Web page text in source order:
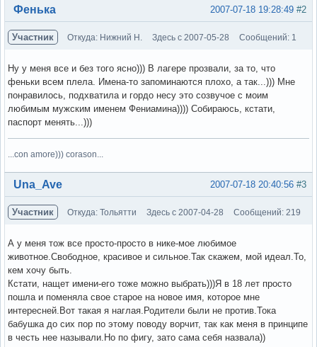
Вне форума #2
2007-07-18 19:28:49
Фенька
Участник Откуда: Нижний Н. Здесь с 2007-05-28 Сообщений: 1
Ну у меня все и без того ясно))) В лагере прозвали, за то, что
феньки всем плела. Имена-то запоминаются плохо, а так...))) Мне
понравилось, подхватила и гордо несу это созвучое с моим
любимым мужским именем Фениамина)))) Собираюсь, кстати,
паспорт менять...)))
...con amore))) corason...
Вне форума #3
2007-07-18 20:40:56
Una_Ave
Участник Откуда: Тольятти Здесь с 2007-04-28 Сообщений: 219
А у меня тож все просто-просто в нике-мое любимое
животное.Свободное, красивое и сильное.Так скажем, мой идеал.То,
кем хочу быть.
Кстати, нащет имени-его тоже можно выбрать)))Я в 18 лет просто
пошла и поменяла свое старое на новое имя, которое мне
интересней.Вот такая я наглая.Родители были не против.Тока
бабушка до сих пор по этому поводу ворчит, так как меня в принципе
в честь нее называли.Но по фигу, зато сама себя назвала))